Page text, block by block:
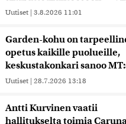
Uutiset | 3.8.2026 11:01
Garden-kohu on
opetus kaikille puolueille,
keskustakonkari sanoo
Uutiset | 28.7.2026 13:18
Antti Kurvinen vaatii
hallitukselta toimia